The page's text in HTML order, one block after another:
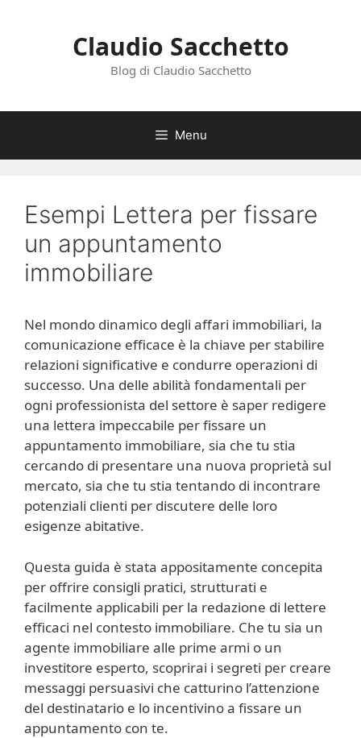
Claudio Sacchetto
Blog di Claudio Sacchetto
Menu
Esempi Lettera per fissare
un appuntamento
immobiliare
Nel mondo dinamico degli affari immobiliari, la
comunicazione efficace è la chiave per stabilire
relazioni significative e condurre operazioni di
successo. Una delle abilità fondamentali per
ogni professionista del settore è saper redigere
una lettera impeccabile per fissare un
appuntamento immobiliare, sia che tu stia
cercando di presentare una nuova proprietà sul
mercato, sia che tu stia tentando di incontrare
potenziali clienti per discutere delle loro
esigenze abitative.
Questa guida è stata appositamente concepita
per offrire consigli pratici, strutturati e
facilmente applicabili per la redazione di lettere
efficaci nel contesto immobiliare. Che tu sia un
agente immobiliare alle prime armi o un
investitore esperto, scoprirai i segreti per creare
messaggi persuasivi che catturino l’attenzione
del destinatario e lo incentivino a fissare un
appuntamento con te.